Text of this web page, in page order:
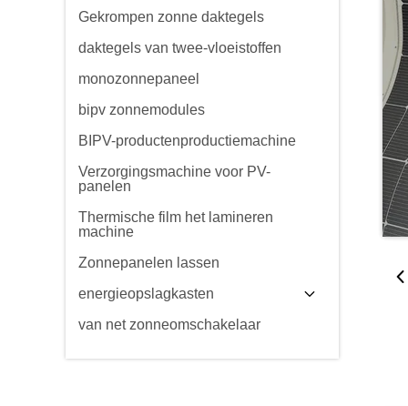
Gekrompen zonne daktegels
daktegels van twee-vloeistoffen
monozonnepaneel
bipv zonnemodules
BIPV-productenproductiemachine
Verzorgingsmachine voor PV-
panelen
Thermische film het lamineren
machine
Zonnepanelen lassen
energieopslagkasten
van net zonneomschakelaar